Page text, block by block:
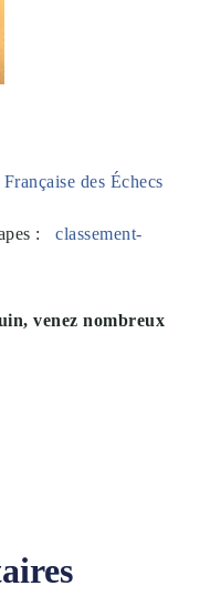
des Échecs
:classement-
venez nombreux